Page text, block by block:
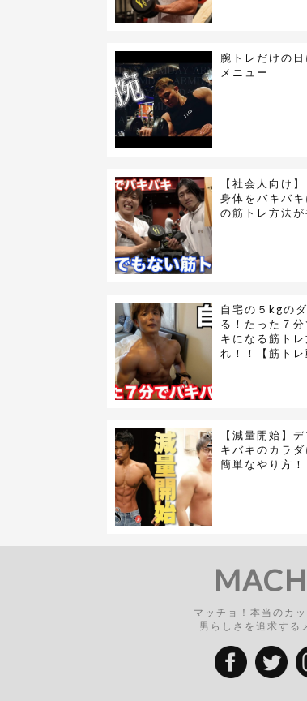
腕トレだけの
メニュー
【社会人向け
身体をバキバ
の筋トレ方法が
自宅の５kgの
る！たった７
キになる筋トレ
れ！！【筋トレ
【減量開始】
キバキのカラ
簡単なやり方！
マッチョ！本当のカッ
男らしさを追求する